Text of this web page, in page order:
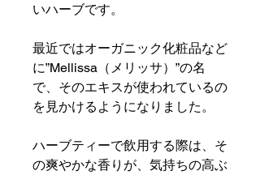
いハーブです。
最近ではオーガニック化粧品など
に”Mellissa（メリッサ）”の名
で、そのエキスが使われているの
を見かけるようになりました。
ハーブティーで飲用する際は、そ
の爽やかな香りが、気持ちの高ぶ